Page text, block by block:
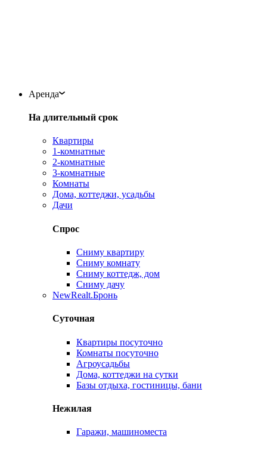
Аренда
На длительный срок
Квартиры
1-комнатные
2-комнатные
3-комнатные
Комнаты
Дома, коттеджи, усадьбы
Дачи
Спрос
Сниму квартиру
Сниму комнату
Сниму коттедж, дом
Сниму дачу
NewRealt.Бронь
Суточная
Квартиры посуточно
Комнаты посуточно
Агроусадьбы
Дома, коттеджи на сутки
Базы отдыха, гостиницы, бани
Нежилая
Гаражи, машиноместа